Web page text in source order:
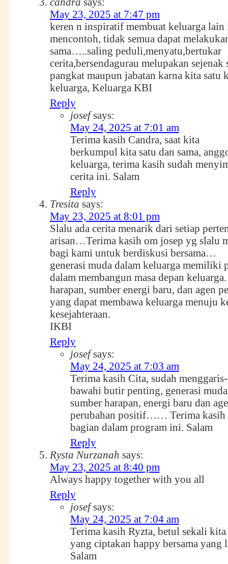
May 23, 2025 at 7:47 pm
keren n inspiratif membuat keluarga
mencontoh, tidak semua dapat
sama…..saling peduli,menyatu,bertukar
cerita,bersendagurau melupakan sejenak
pangkat maupun jabatan karna kita satu
keluarga, Keluarga KBI
Reply
josef says:
May 24, 2025 at 7:01 am
Terima kasih Candra, saat kita
berkumpul kita satu dan sama,
keluarga, terima kasih sudah
cerita ini. Salam
Reply
Tresita says:
May 23, 2025 at 8:01 pm
Slalu ada cerita menarik dari setiap
arisan…Terima kasih om josep yg slalu
bagi kami untuk berdiskusi bersama…
generasi muda dalam keluarga memiliki
dalam membangun masa depan
harapan, sumber energi baru, dan agen
yang dapat membawa keluarga menuju
kesejahteraan.
IKBI
Reply
josef says:
May 24, 2025 at 7:03 am
Terima kasih Cita, sudah menggaris-
bawahi butir penting, generasi muda
sumber harapan, energi baru dan
perubahan positif…… Terima kasih
bagian dalam program ini. Salam
Reply
Rysta Nurzanah says:
May 23, 2025 at 8:40 pm
Always happy together with you all
Reply
josef says:
May 24, 2025 at 7:04 am
Terima kasih Ryzta, betul sekali kita
yang ciptakan happy bersama yang
Salam